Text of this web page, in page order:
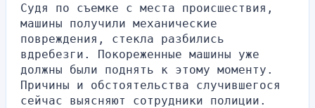
Судя по съемке с места происшествия,
машины получили механические
повреждения, стекла разбились
вдребезги. Покореженные машины уже
должны были поднять к этому моменту.
Причины и обстоятельства случившегося
сейчас выясняют сотрудники полиции.